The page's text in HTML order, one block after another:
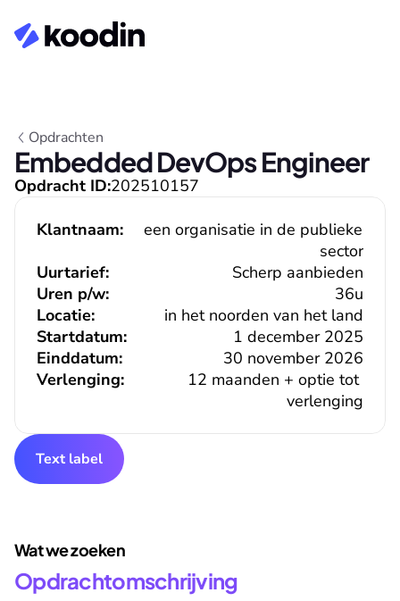
Opdrachten
Embedded DevOps Engineer
Opdracht ID:202510157
Klantnaam:
een organisatie in de publieke
sector
Uurtarief:
Scherp aanbieden
36u
Uren p/w:
Locatie:
in het noorden van het land
Verlenging:
12 maanden + optie tot
verlenging
Einddatum: 30 november 2026
Startdatum: 1 december 2025
Text label
Wat we zoeken
Opdrachtomschrijving